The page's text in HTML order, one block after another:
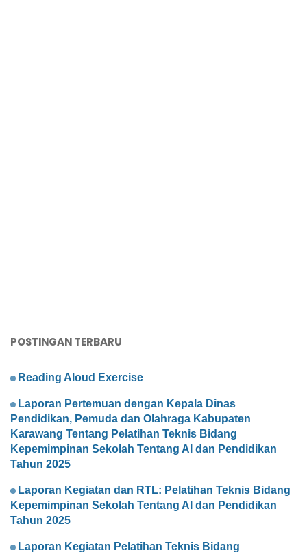
POSTINGAN TERBARU
Reading Aloud Exercise
Laporan Pertemuan dengan Kepala Dinas
Pendidikan, Pemuda dan Olahraga Kabupaten
Karawang Tentang Pelatihan Teknis Bidang
Kepemimpinan Sekolah Tentang AI dan Pendidikan
Tahun 2025
Laporan Kegiatan dan RTL: Pelatihan Teknis Bidang
Kepemimpinan Sekolah Tentang AI dan Pendidikan
Tahun 2025
Laporan Kegiatan Pelatihan Teknis Bidang